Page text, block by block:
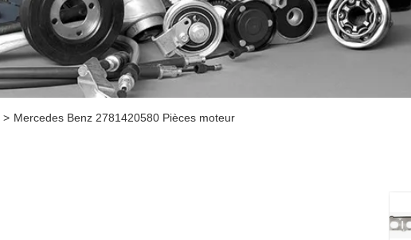
> Mercedes Benz 2781420580 Pièces moteur